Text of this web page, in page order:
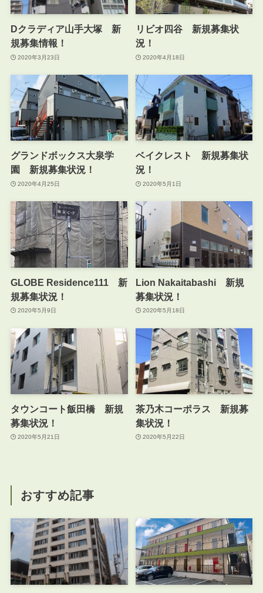
Dクラディア山手大塚 新
規募集情報！
2020年3月23日
リビオ四谷 新規募集状
況！
2020年4月18日
グランドボックス大泉学
園 新規募集状況！
2020年4月25日
ベイクレスト 新規募集状
況！
2020年5月1日
GLOBE Residence111 新
規募集状況！
2020年5月9日
Lion Nakaitabashi 新規
募集状況！
2020年5月18日
タウンコート飯田橋 新規
募集状況！
2020年5月21日
茶乃木コーポラス 新規募
集状況！
2020年5月22日
おすすめ記事